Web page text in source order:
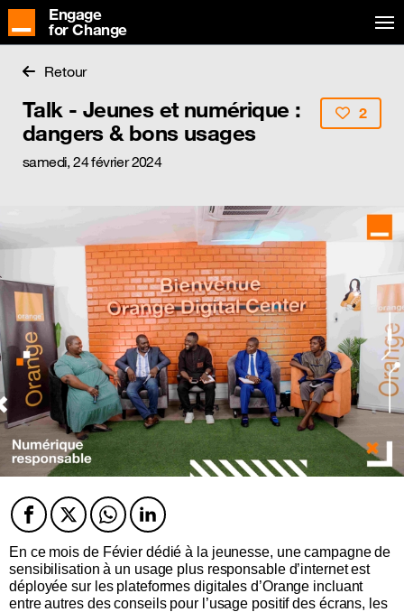
Engage
for Change
Retour
Talk - Jeunes et numérique :
dangers & bons usages
samedi, 24 février 2024
2
Facebook
TwitterTwitterTwitter
En ce mois de Févier dédié à la jeunesse, une campagne de
sensibilisation à un usage plus responsable d’internet est
déployée sur les plateformes digitales d’Orange incluant
entre autres des conseils pour l’usage positif des écrans, les